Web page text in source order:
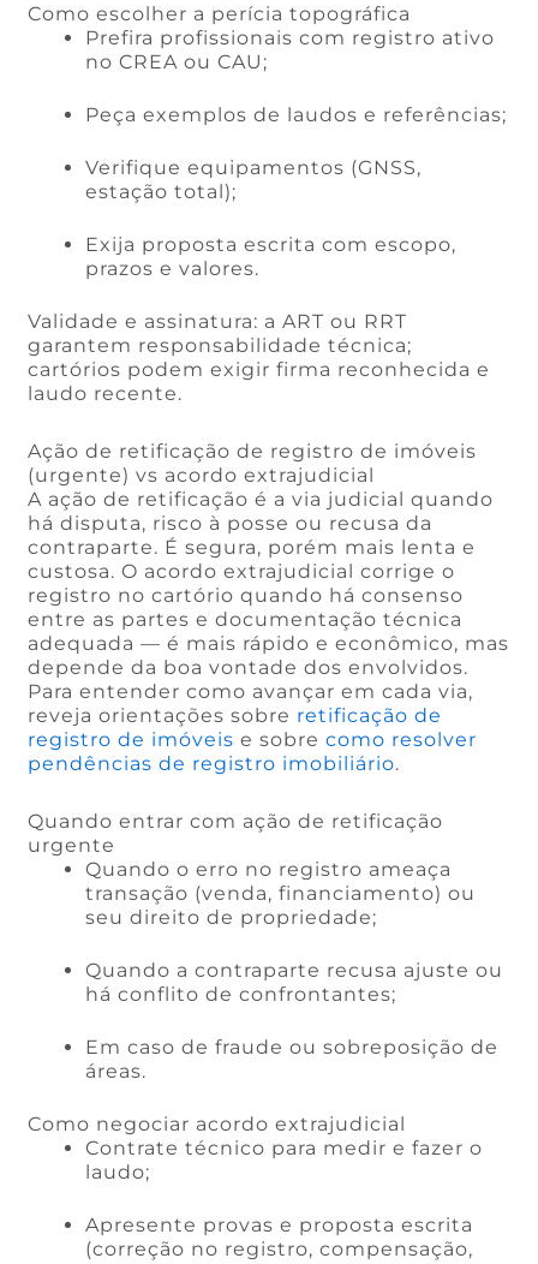
Como escolher a perícia topográfica
Prefira profissionais com registro ativo
no CREA ou CAU;
Peça exemplos de laudos e referências;
Verifique equipamentos (GNSS,
estação total);
Exija proposta escrita com escopo,
prazos e valores.
Validade e assinatura: a ART ou RRT
garantem responsabilidade técnica;
cartórios podem exigir firma reconhecida e
laudo recente.
Ação de retificação de registro de imóveis
(urgente) vs acordo extrajudicial
A ação de retificação é a via judicial quando
há disputa, risco à posse ou recusa da
contraparte. É segura, porém mais lenta e
custosa. O acordo extrajudicial corrige o
registro no cartório quando há consenso
entre as partes e documentação técnica
adequada — é mais rápido e econômico, mas
depende da boa vontade dos envolvidos.
Para entender como avançar em cada via,
reveja orientações sobre retificação de
registro de imóveis e sobrecomo resolver
pendências de registro imobiliário.
Quando entrar com ação de retificação
urgente
Quando o erro no registro ameaça
transação (venda, financiamento) ou
seu direito de propriedade;
Quando a contraparte recusa ajuste ou
há conflito de confrontantes;
Em caso de fraude ou sobreposição de
áreas.
Como negociar acordo extrajudicial
Contrate técnico para medir e fazer o
laudo;
Apresente provas e proposta escrita
(correção no registro, compensação,